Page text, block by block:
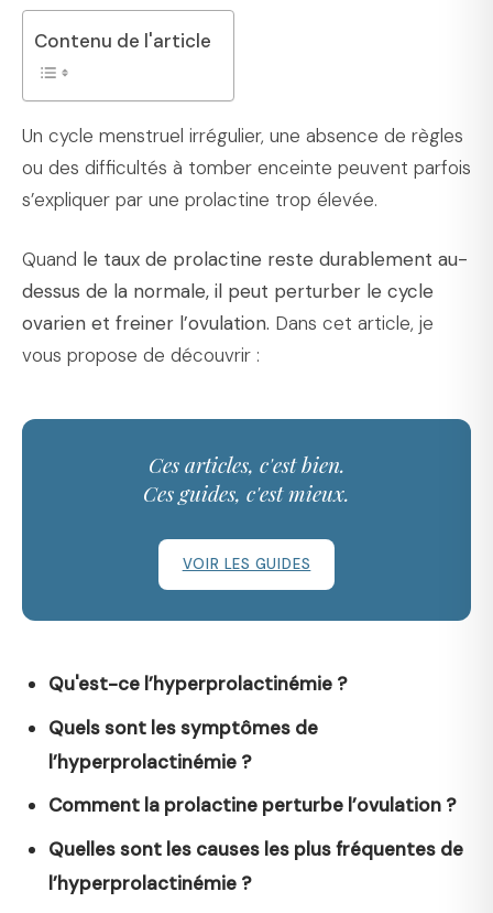
Contenu de l'article
Un cycle menstruel irrégulier, une absence de règles
ou des difficultés à tomber enceinte peuvent parfois
s’expliquer par une prolactine trop élevée.
Quand le taux de prolactine reste durablement au-
dessus de la normale, il peut perturber le cycle
ovarien et freiner l’ovulation. Dans cet article, je
vous propose de découvrir :
Ces articles, c'est bien.
Ces guides, c'est mieux.
VOIR LES GUIDES
Qu'est-ce l’hyperprolactinémie ?
Quels sont les symptômes de
l’hyperprolactinémie ?
Comment la prolactine perturbe l’ovulation ?
Quelles sont les causes les plus fréquentes de
l’hyperprolactinémie ?